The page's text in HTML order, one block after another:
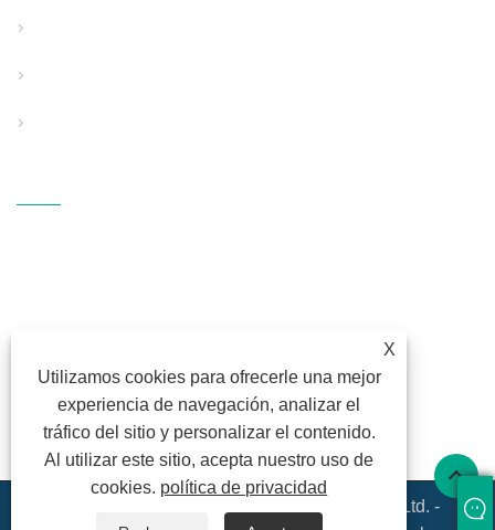
X
Utilizamos cookies para ofrecerle una mejor
experiencia de navegación, analizar el
tráfico del sitio y personalizar el contenido.
Al utilizar este sitio, acepta nuestro uso de
cookies. política de privacidad
fl@fangli.com
FAX: +86-574-28883018
TELÉFONO: +86-574-28883018
Copyright © 2020 Ningbo Fangli Technology Co., Ltd. -